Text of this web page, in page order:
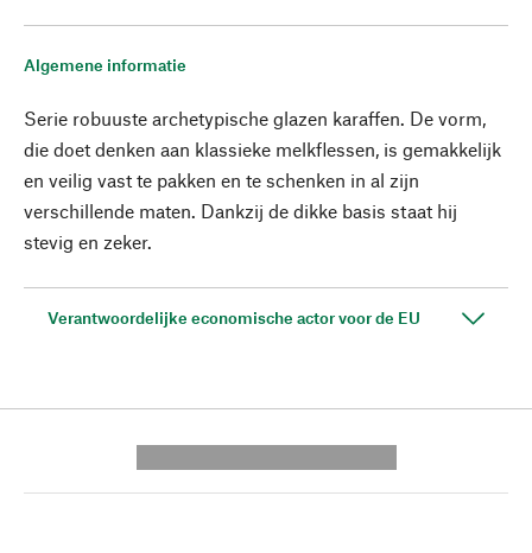
Algemene informatie
Serie robuuste archetypische glazen karaffen. De vorm,
die doet denken aan klassieke melkflessen, is gemakkelijk
en veilig vast te pakken en te schenken in al zijn
verschillende maten. Dankzij de dikke basis staat hij
stevig en zeker.
Verantwoordelijke economische actor voor de EU